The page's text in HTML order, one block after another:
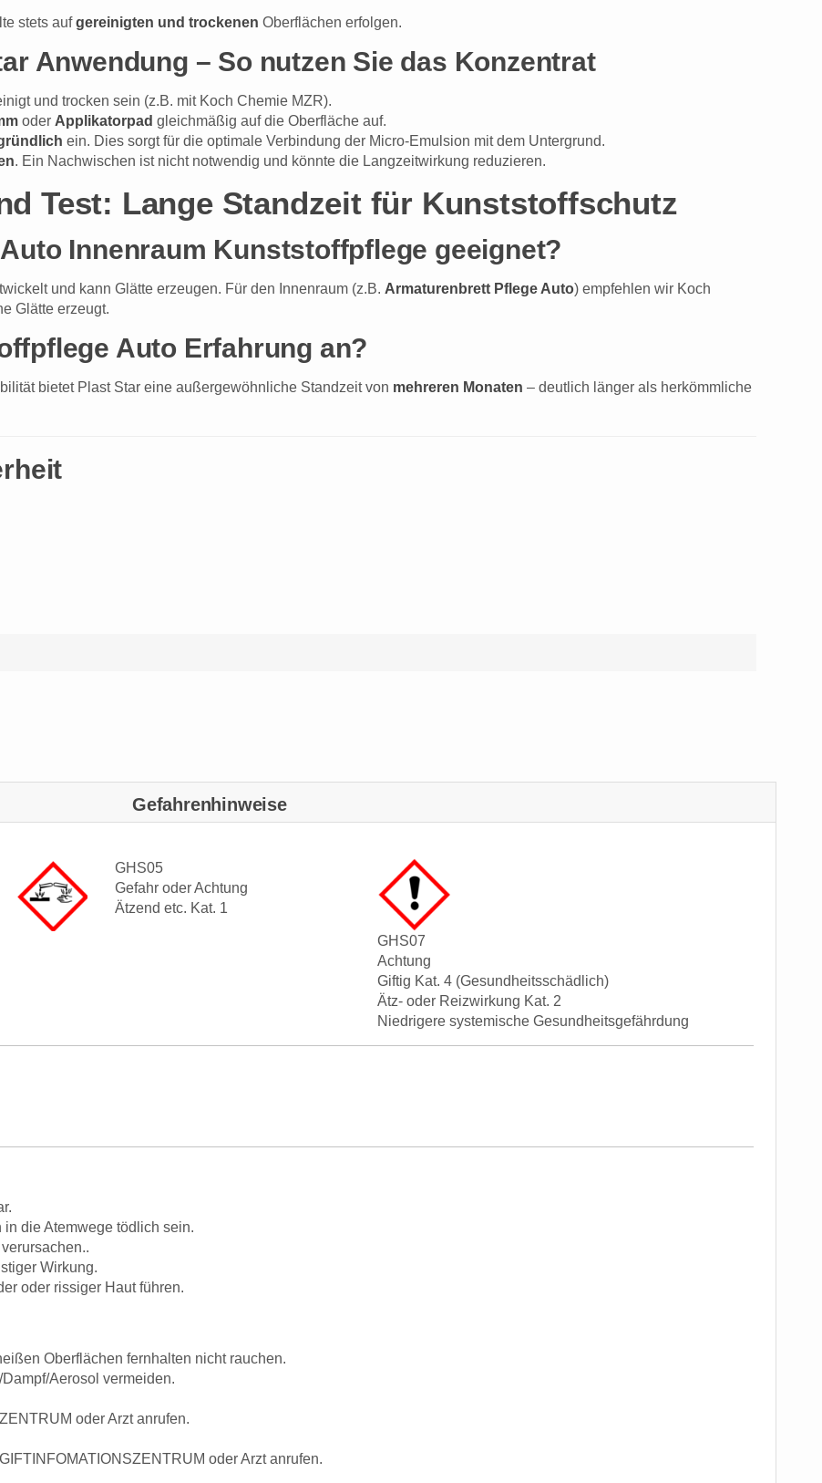
stets aufgereinigten und trockenen Oberflächen erfolgen.
Anwendung – So nutzen Sie das Konzentrat
und trocken sein (z.B. mit Koch Chemie MZR).
oder Applikatorpad gleichmäßig auf die Oberfläche auf.
ein. Dies sorgt für die optimale Verbindung der Micro-Emulsion mit dem Untergrund.
. Ein Nachwischen ist nicht notwendig und könnte die Langzeitwirkung reduzieren.
Test: Lange Standzeit für Kunststoffschutz
Innenraum Kunststoffpflege geeignet?
und kann Glätte erzeugen. Für den Innenraum (z.B. Armaturenbrett Pflege Auto) empfehlen wir Koch
Glätte erzeugt.
Auto Erfahrung an?
bietet Plast Star eine außergewöhnliche Standzeit von mehreren Monaten – deutlich länger als herkömmliche
Gefahrenhinweise
GHS05
Gefahr oder Achtung
Ätzend etc. Kat. 1
GHS07
Achtung
Giftig Kat. 4 (Gesundheitsschädlich)
Ätz- oder Reizwirkung Kat. 2
Niedrigere systemische Gesundheitsgefährdung
die Atemwege tödlich sein.
Wirkung.
oder rissiger Haut führen.
Oberflächen fernhalten nicht rauchen.
Aerosol vermeiden.
oder Arzt anrufen.
oder Arzt anrufen.